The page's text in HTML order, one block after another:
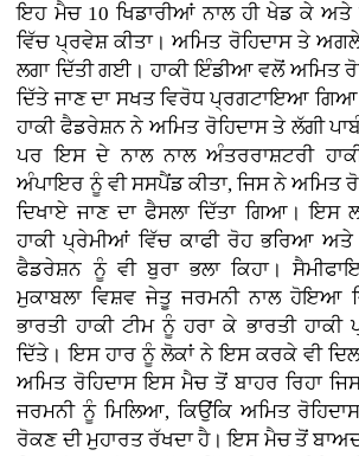
ਇਹ ਮੈਚ 10 ਖਿਡਾਰੀਆਂ ਨਾਲ ਹੀ ਖੇਡ ਕੇ ਅਤੇ
ਵਿੱਚ ਪ੍ਰਵੇਸ਼ ਕੀਤਾ। ਅਮਿਤ ਰੋਹਿਦਾਸ ਤੇ
ਲਗਾ ਦਿੱਤੀ ਗਈ। ਹਾਕੀ ਇੰਡੀਆ ਵਲੋਂ ਅਮਿਤ
ਦਿੱਤੇ ਜਾਣ ਦਾ ਸਖਤ ਵਿਰੋਧ ਪ੍ਰਗਟਾਇਆ
ਹਾਕੀ ਫੈਡਰੇਸ਼ਨ ਨੇ ਅਮਿਤ ਰੋਹਿਦਾਸ ਤੇ ਲੱਗੀ
ਪਰ ਇਸ ਦੇ ਨਾਲ ਨਾਲ ਅੰਤਰਰਾਸ਼ਟਰੀ
ਅੰਪਾਇਰ ਨੂੰ ਵੀ ਸਸਪੈਂਡ ਕੀਤਾ, ਜਿਸ ਨੇ ਅਮਿਤ
ਦਿਖਾਏ ਜਾਣ ਦਾ ਫੈਸਲਾ ਦਿੱਤਾ ਗਿਆ। ਇਸ
ਹਾਕੀ ਪ੍ਰੇਮੀਆਂ ਵਿੱਚ ਕਾਫੀ ਰੋਹ ਭਰਿਆ ਅਤੇ
ਫੈਡਰੇਸ਼ਨ ਨੂੰ ਵੀ ਬੁਰਾ ਭਲਾ ਕਿਹਾ।
ਮੁਕਾਬਲਾ ਵਿਸ਼ਵ ਜੇਤੂ ਜਰਮਨੀ ਨਾਲ ਹੋਇਆ
ਭਾਰਤੀ ਹਾਕੀ ਟੀਮ ਨੂੰ ਹਰਾ ਕੇ ਭਾਰਤੀ
ਦਿੱਤੇ। ਇਸ ਹਾਰ ਨੂੰ ਲੋਕਾਂ ਨੇ ਇਸ ਕਰਕੇ ਵੀ
ਅਮਿਤ ਰੋਹਿਦਾਸ ਇਸ ਮੈਚ ਤੋਂ ਬਾਹਰ ਰਿਹਾ ਜਿਸ
ਜਰਮਨੀ ਨੂੰ ਮਿਲਿਆ, ਕਿਉਂਕਿ ਅਮਿਤ
ਰੋਕਣ ਦੀ ਮੁਹਾਰਤ ਰੱਖਦਾ ਹੈ। ਇਸ ਮੈਚ ਤੋਂ ਬਾਅਦ